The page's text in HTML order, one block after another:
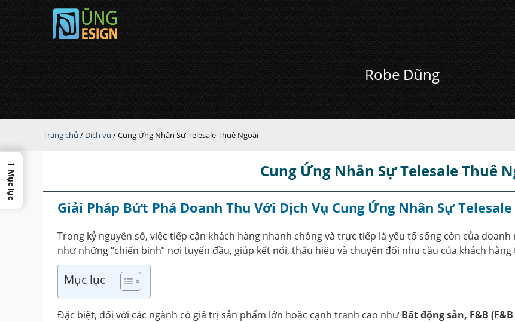
Robe Dũng
Trang chủ / Dịch vụ /Cung Ứng Nhân Sự Telesale Thuê Ngoài
Cung Ứng Nhân Sự Telesale Thuê
Giải Pháp Bứt Phá Doanh Thu Với Dịch Vụ Cung Ứng Nhân Sự
Trong kỷ nguyên số, việc tiếp cận khách hàng nhanh chóng và trực tiếp là yếu tố sống còn của doanh
như những “chiến binh” nơi tuyến đầu, giúp kết nối, thấu hiểu và chuyển đổi nhu cầu của khách
Mục lục
Đặc biệt, đối với các ngành có giá trị sản phẩm lớn hoặc cạnh tranh cao như Bất động sản, F&B
→
Mục lục